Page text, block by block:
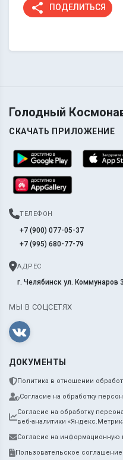
share ПОДЕЛИТЬСЯ
Голодный
СКАЧАТЬ ПРИЛОЖЕНИЕ
ТЕЛЕФОН
+7 (900) 077-05-37
+7 (995) 680-77-79
АДРЕС
г. Челябинск ул. Коммунаров
МЫ В СОЦСЕТЯХ
ДОКУМЕНТЫ
Политика в отношении
Согласие на обработку
Согласие на обработку
веб-аналитики
Согласие на информационную
Пользовательское соглашение